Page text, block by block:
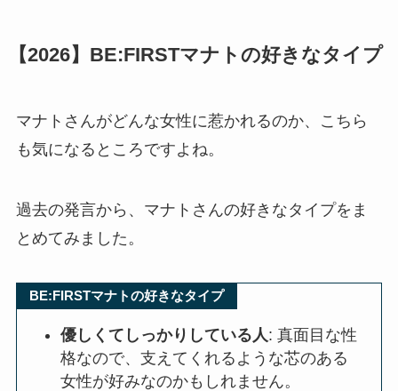
【2026】BE:FIRSTマナトの好きなタイプ
マナトさんがどんな女性に惹かれるのか、こちら
も気になるところですよね。
過去の発言から、マナトさんの好きなタイプをま
とめてみました。
BE:FIRSTマナトの好きなタイプ
優しくてしっかりしている人 : 真面目な性
格なので、支えてくれるような芯のある
女性が好みなのかもしれません。